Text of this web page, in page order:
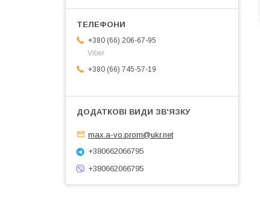
+380 (66) 206-67-95
Viber
+380 (66) 745-57-19
max.a-vo.prom@ukr.net
+380662066795
+380662066795